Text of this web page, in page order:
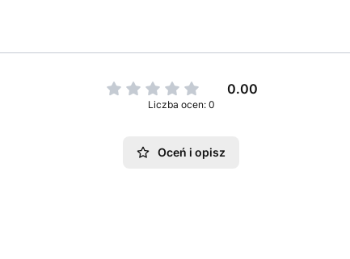
0.00
Liczba ocen: 0
Oceń i opisz